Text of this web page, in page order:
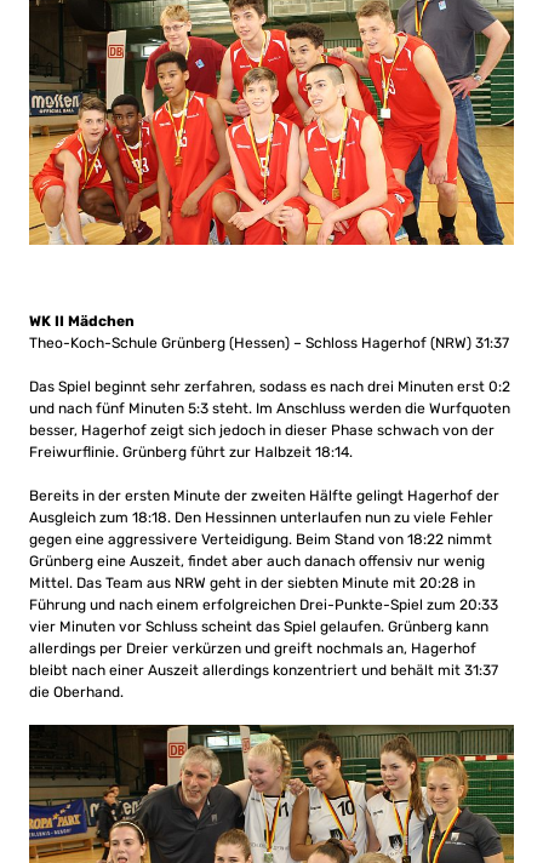
WK II Mädchen
Theo-Koch-Schule Grünberg (Hessen) – Schloss Hagerhof (NRW) 31:37
Das Spiel beginnt sehr zerfahren, sodass es nach drei Minuten erst 0:2
und nach fünf Minuten 5:3 steht. Im Anschluss werden die Wurfquoten
besser, Hagerhof zeigt sich jedoch in dieser Phase schwach von der
Freiwurflinie. Grünberg führt zur Halbzeit 18:14.
Bereits in der ersten Minute der zweiten Hälfte gelingt Hagerhof der
Ausgleich zum 18:18. Den Hessinnen unterlaufen nun zu viele Fehler
gegen eine aggressivere Verteidigung. Beim Stand von 18:22 nimmt
Grünberg eine Auszeit, findet aber auch danach offensiv nur wenig
Mittel. Das Team aus NRW geht in der siebten Minute mit 20:28 in
Führung und nach einem erfolgreichen Drei-Punkte-Spiel zum 20:33
vier Minuten vor Schluss scheint das Spiel gelaufen. Grünberg kann
allerdings per Dreier verkürzen und greift nochmals an, Hagerhof
bleibt nach einer Auszeit allerdings konzentriert und behält mit 31:37
die Oberhand.